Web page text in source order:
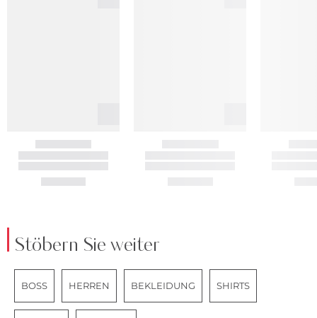
Stöbern Sie weiter
BOSS HERREN BEKLEIDUNG SHIRTS